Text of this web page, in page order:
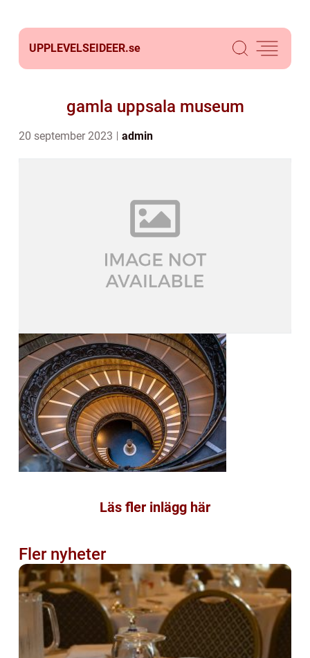
UPPLEVELSEIDEER.se
gamla uppsala museum
20 september 2023 admin
Läs fler inlägg här
Fler nyheter